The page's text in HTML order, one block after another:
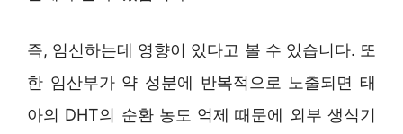
즉, 임신하는데 영향이 있다고 볼 수 있습니다. 또
한 임산부가 약 성분에 반복적으로 노출되면 태
아의 DHT의 순환 농도 억제 때문에 외부 생식기